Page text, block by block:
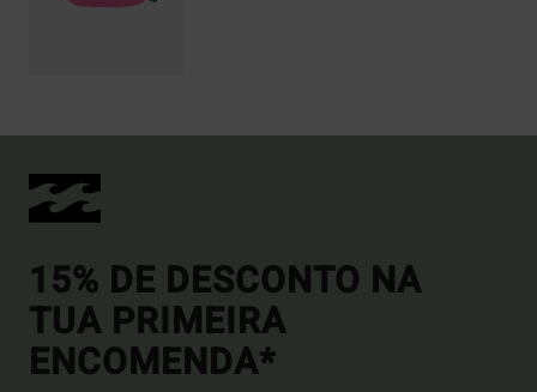
15% DE DESCONTO NA
TUA PRIMEIRA
ENCOMENDA*